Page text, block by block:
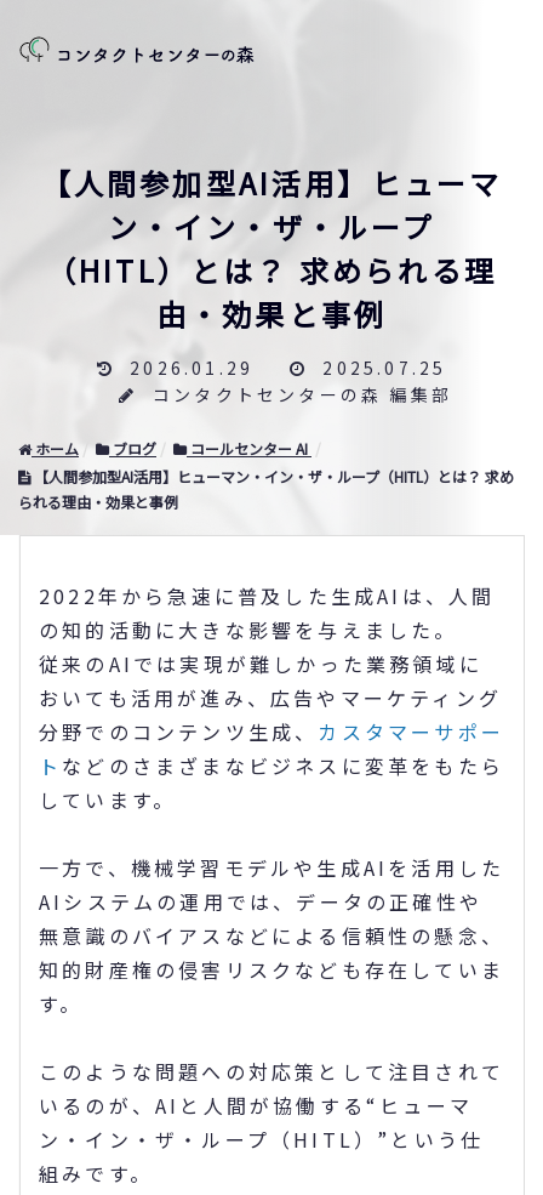
【人間参加型AI活用】ヒューマ
ン・イン・ザ・ループ
（HITL）とは？ 求められる理
由・効果と事例
2026.01.29
2025.07.25
コンタクトセンターの森 編集部
ホーム ブログ
コールセンター AI
【人間参加型AI活用】ヒューマン・イン・ザ・ループ（HITL）とは？ 求め
られる理由・効果と事例
2022年から急速に普及した生成AIは、人間
の知的活動に大きな影響を与えました。
従来のAIでは実現が難しかった業務領域に
おいても活用が進み、広告やマーケティング
分野でのコンテンツ生成、 カスタマーサポー
ト などのさまざまなビジネスに変革をもたら
しています。
一方で、機械学習モデルや生成AIを活用した
AIシステムの運用では、データの正確性や
無意識のバイアスなどによる信頼性の懸念、
知的財産権の侵害リスクなども存在していま
す。
このような問題への対応策として注目されて
いるのが、AIと人間が協働する“ヒューマ
ン・イン・ザ・ループ（HITL）”という仕
組みです。